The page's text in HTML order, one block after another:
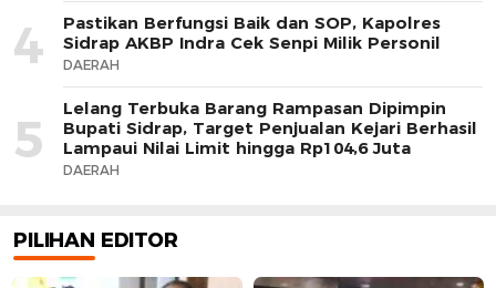
4
Pastikan Berfungsi Baik dan SOP, Kapolres
Sidrap AKBP Indra Cek Senpi Milik Personil
DAERAH
5
Lelang Terbuka Barang Rampasan Dipimpin
Bupati Sidrap, Target Penjualan Kejari Berhasil
Lampaui Nilai Limit hingga Rp104,6 Juta
DAERAH
PILIHAN EDITOR